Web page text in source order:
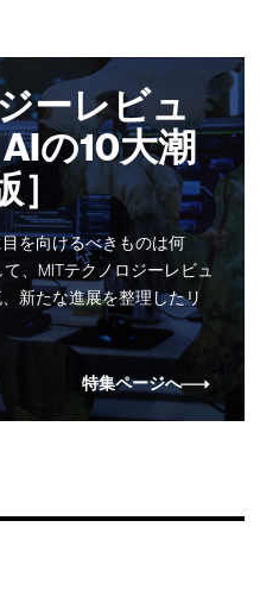
ーレビュ
の10大潮
］
を向けるべきものは何
、MITテクノロジーレビュ
新たな進展を整理したリ
特集ページへ